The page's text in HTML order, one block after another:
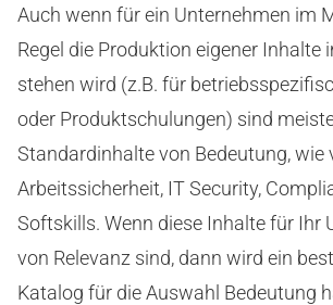
Auch wenn für ein Unternehmen im
Regel die Produktion eigener Inhalte
stehen wird (z.B. für
oder Produktschulungen) sind
Standardinhalte von Bedeutung, wie
Arbeitssicherheit, IT Security,
Softskills. Wenn diese Inhalte für Ihr
von Relevanz sind, dann wird ein
Katalog für die Auswahl Bedeutung